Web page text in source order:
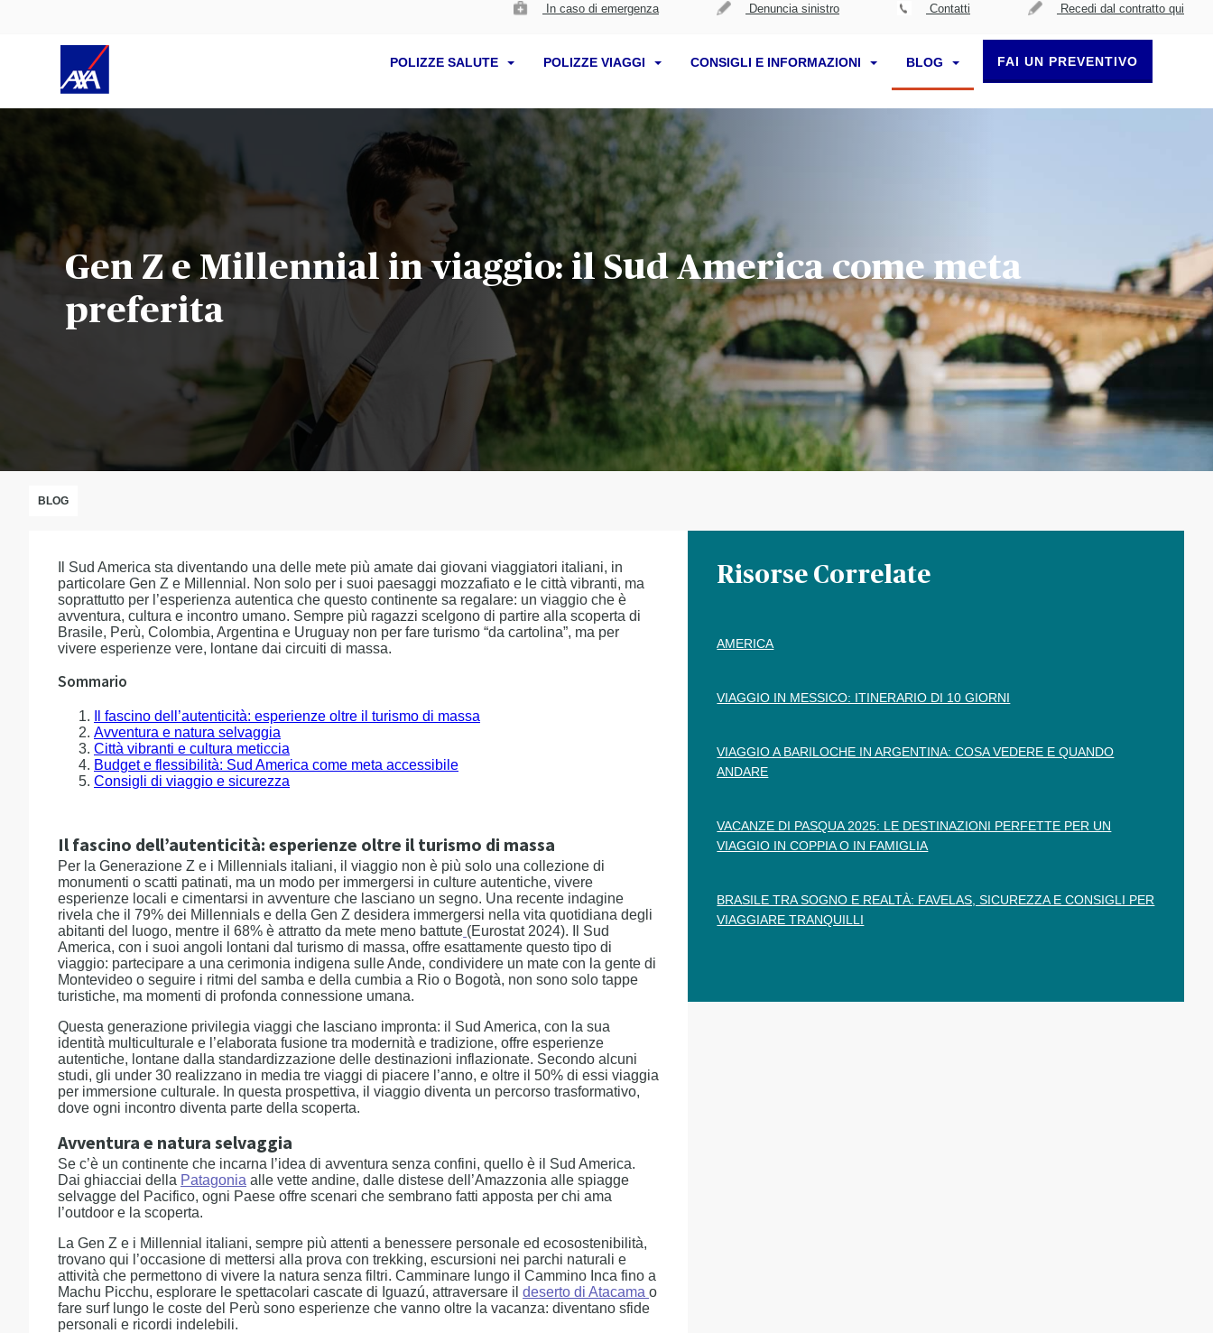
In caso di emergenza Denuncia sinistro Contatti Recedi dal contratto qui
POLIZZE SALUTE POLIZZE VIAGGI CONSIGLI E INFORMAZIONI BLOG FAI UN PREVENTIVO
Gen Z e Millennial in viaggio: il Sud America come meta
preferita
BLOG
Il Sud America sta diventando una delle mete più amate dai giovani viaggiatori italiani, in
particolare Gen Z e Millennial. Non solo per i suoi paesaggi mozzafiato e le città vibranti, ma
soprattutto per l’esperienza autentica che questo continente sa regalare: un viaggio che è
avventura, cultura e incontro umano. Sempre più ragazzi scelgono di partire alla scoperta di
Brasile, Perù, Colombia, Argentina e Uruguay non per fare turismo “da cartolina”, ma per
vivere esperienze vere, lontane dai circuiti di massa.
Sommario
Il fascino dell’autenticità: esperienze oltre il turismo di massa
Avventura e natura selvaggia
Città vibranti e cultura meticcia
Budget e flessibilità: Sud America come meta accessibile
Consigli di viaggio e sicurezza
Il fascino dell’autenticità: esperienze oltre il turismo di massa
Per la Generazione Z e i Millennials italiani, il viaggio non è più solo una collezione di
monumenti o scatti patinati, ma un modo per immergersi in culture autentiche, vivere
esperienze locali e cimentarsi in avventure che lasciano un segno. Una recente indagine
rivela che il 79% dei Millennials e della Gen Z desidera immergersi nella vita quotidiana degli
abitanti del luogo, mentre il 68% è attratto da mete meno battute (Eurostat 2024). Il Sud
America, con i suoi angoli lontani dal turismo di massa, offre esattamente questo tipo di
viaggio: partecipare a una cerimonia indigena sulle Ande, condividere un mate con la gente di
Montevideo o seguire i ritmi del samba e della cumbia a Rio o Bogotà, non sono solo tappe
turistiche, ma momenti di profonda connessione umana.
Questa generazione privilegia viaggi che lasciano impronta: il Sud America, con la sua
identità multiculturale e l’elaborata fusione tra modernità e tradizione, offre esperienze
autentiche, lontane dalla standardizzazione delle destinazioni inflazionate. Secondo alcuni
studi, gli under 30 realizzano in media tre viaggi di piacere l’anno, e oltre il 50% di essi viaggia
per immersione culturale. In questa prospettiva, il viaggio diventa un percorso trasformativo,
dove ogni incontro diventa parte della scoperta.
Avventura e natura selvaggia
Se c’è un continente che incarna l’idea di avventura senza confini, quello è il Sud America.
Dai ghiacciai della Patagonia alle vette andine, dalle distese dell’Amazzonia alle spiagge
selvagge del Pacifico, ogni Paese offre scenari che sembrano fatti apposta per chi ama
l’outdoor e la scoperta.
La Gen Z e i Millennial italiani, sempre più attenti a benessere personale ed ecosostenibilità,
trovano qui l’occasione di mettersi alla prova con trekking, escursioni nei parchi naturali e
attività che permettono di vivere la natura senza filtri. Camminare lungo il Cammino Inca fino a
Machu Picchu, esplorare le spettacolari cascate di Iguazú, attraversare il deserto di Atacama o
fare surf lungo le coste del Perù sono esperienze che vanno oltre la vacanza: diventano sfide
personali e ricordi indelebili.
Risorse Correlate
AMERICA
VIAGGIO IN MESSICO: ITINERARIO DI 10 GIORNI
VIAGGIO A BARILOCHE IN ARGENTINA: COSA VEDERE E QUANDO
ANDARE
VACANZE DI PASQUA 2025: LE DESTINAZIONI PERFETTE PER UN
VIAGGIO IN COPPIA O IN FAMIGLIA
BRASILE TRA SOGNO E REALTÀ: FAVELAS, SICUREZZA E CONSIGLI PER
VIAGGIARE TRANQUILLI